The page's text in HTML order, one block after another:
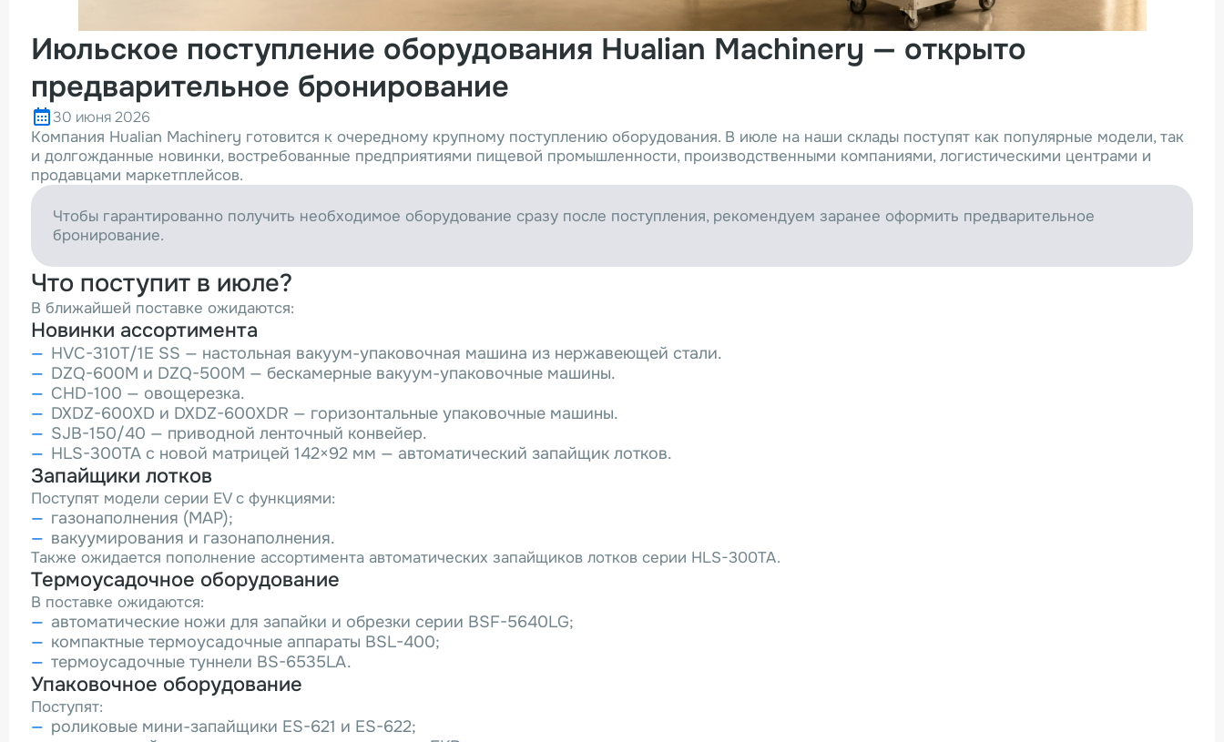
Июльское поступление оборудования Hualian Machinery — открыто
предварительное бронирование
30 июня 2026
Компания Hualian Machinery готовится к очередному крупному поступлению оборудования. В июле на наши склады поступят как популярные модели, так
и долгожданные новинки, востребованные предприятиями пищевой промышленности, производственными компаниями, логистическими центрами и
продавцами маркетплейсов.
Чтобы гарантированно получить необходимое оборудование сразу после поступления, рекомендуем заранее оформить предварительное
бронирование.
Что поступит в июле?
В ближайшей поставке ожидаются:
Новинки ассортимента
HVC-310T/1E SS — настольная вакуум-упаковочная машина из нержавеющей стали.
DZQ-600M и DZQ-500M — бескамерные вакуум-упаковочные машины.
CHD-100 — овощерезка.
DXDZ-600XD и DXDZ-600XDR — горизонтальные упаковочные машины.
SJB-150/40 — приводной ленточный конвейер.
HLS-300TA с новой матрицей 142×92 мм — автоматический запайщик лотков.
Запайщики лотков
Поступят модели серии EV с функциями:
газонаполнения (MAP);
вакуумирования и газонаполнения.
Также ожидается пополнение ассортимента автоматических запайщиков лотков серии HLS-300TA.
Термоусадочное оборудование
В поставке ожидаются:
автоматические ножи для запайки и обрезки серии BSF-5640LG;
компактные термоусадочные аппараты BSL-400;
термоусадочные туннели BS-6535LA.
Упаковочное оборудование
Поступят:
роликовые мини-запайщики ES-621 и ES-622;